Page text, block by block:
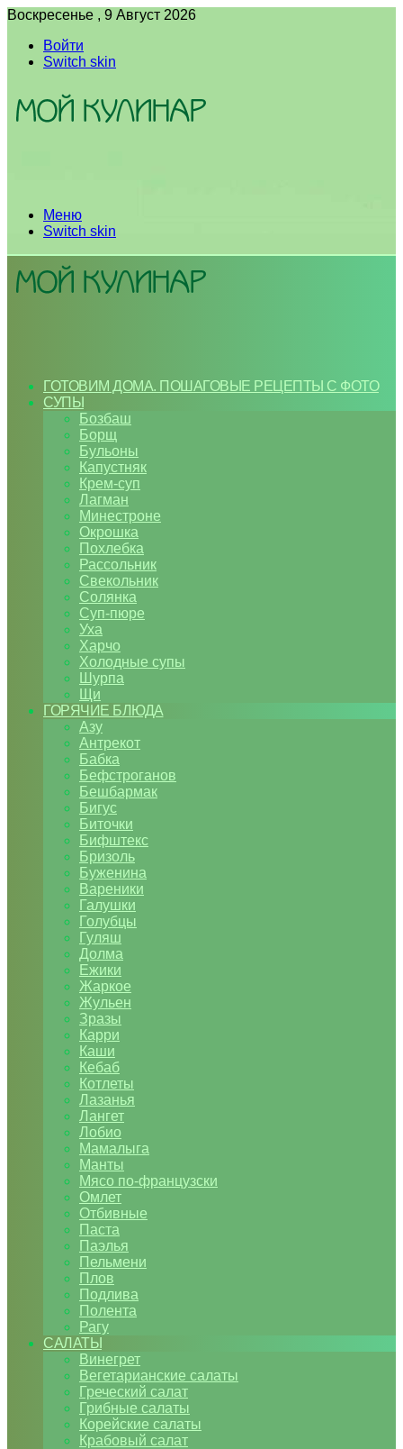
Воскресенье , 9 Август 2026
Войти
Switch skin
Меню
Switch skin
ГОТОВИМ ДОМА. ПОШАГОВЫЕ РЕЦЕПТЫ С ФОТО
СУПЫ
Бозбаш
Борщ
Бульоны
Капустняк
Крем-суп
Лагман
Минестроне
Окрошка
Похлебка
Рассольник
Свекольник
Солянка
Суп-пюре
Уха
Харчо
Холодные супы
Шурпа
Щи
ГОРЯЧИЕ БЛЮДА
Азу
Антрекот
Бабка
Бефстроганов
Бешбармак
Бигус
Биточки
Бифштекс
Бризоль
Буженина
Вареники
Галушки
Голубцы
Гуляш
Долма
Ежики
Жаркое
Жульен
Зразы
Карри
Каши
Кебаб
Котлеты
Лазанья
Лангет
Лобио
Мамалыга
Манты
Мясо по-французски
Омлет
Отбивные
Паста
Паэлья
Пельмени
Плов
Подлива
Полента
Рагу
САЛАТЫ
Винегрет
Вегетарианские салаты
Греческий салат
Грибные салаты
Корейские салаты
Крабовый салат